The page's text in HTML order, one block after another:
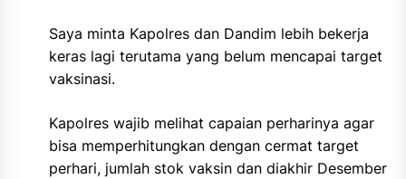
Saya minta Kapolres dan Dandim lebih bekerja
keras lagi terutama yang belum mencapai target
vaksinasi.
Kapolres wajib melihat capaian perharinya agar
bisa memperhitungkan dengan cermat target
perhari, jumlah stok vaksin dan diakhir Desember